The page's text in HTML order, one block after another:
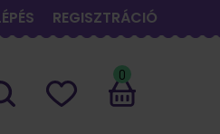
REGISZTRÁCIÓ
0